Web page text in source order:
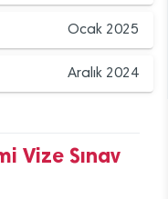
Ocak 2025
Aralık 2024
Vize Sınav